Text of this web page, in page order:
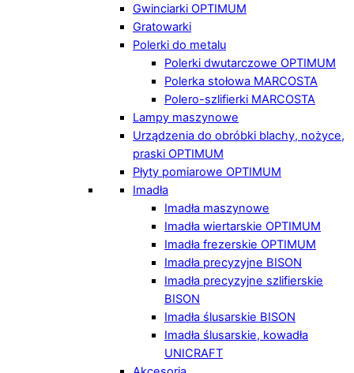
Gwinciarki OPTIMUM
Gratowarki
Polerki do metalu
Polerki dwutarczowe OPTIMUM
Polerka stołowa MARCOSTA
Polero-szlifierki MARCOSTA
Lampy maszynowe
Urządzenia do obróbki blachy, nożyce,
praski OPTIMUM
Płyty pomiarowe OPTIMUM
Imadła
Imadła maszynowe
Imadła wiertarskie OPTIMUM
Imadła frezerskie OPTIMUM
Imadła precyzyjne BISON
Imadła precyzyjne szlifierskie
BISON
Imadła ślusarskie BISON
Imadła ślusarskie, kowadła
UNICRAFT